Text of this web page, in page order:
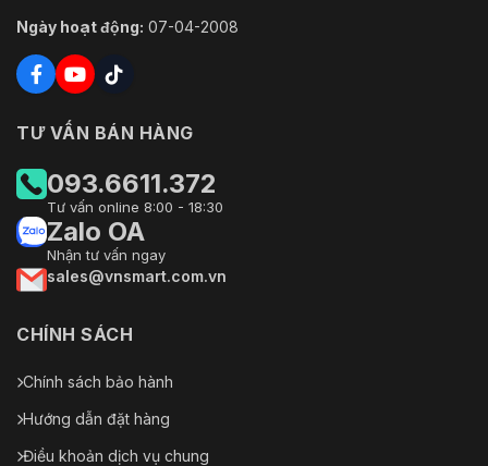
Ngày hoạt động: 07-04-2008
TƯ VẤN BÁN HÀNG
093.6611.372
Tư vấn online 8:00 - 18:30
Zalo OA
Nhận tư vấn ngay
sales@vnsmart.com.vn
CHÍNH SÁCH
Chính sách bảo hành
Hướng dẫn đặt hàng
Điều khoản dịch vụ chung